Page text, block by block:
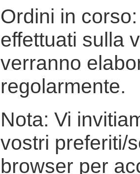
Ordini in
effettuati sulla
verranno
regolarmente.
Nota: Vi
vostri preferiti/
browser per